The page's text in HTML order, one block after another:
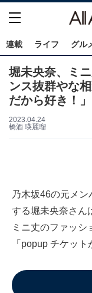
連載 ライフ グル
堀未央奈、ミ
ンス抜群やな
だから好き！」
2023.04.24
橋酒 瑛麗瑠
乃木坂46の元メ
する堀未央奈さん
ミニ丈のファッシ
「popup チケッ